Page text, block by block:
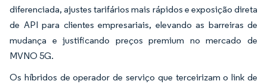
diferenciada, ajustes tarifários mais rápidos e exposição direta
de API para clientes empresariais, elevando as barreiras de
mudança e justificando preços premium no mercado de
MVNO 5G.
Os híbridos de operador de serviço que terceirizam o link de